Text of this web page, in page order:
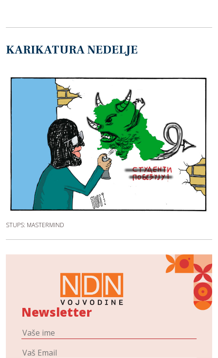
KARIKATURA NEDELJE
STUPS: MASTERMIND
Newsletter